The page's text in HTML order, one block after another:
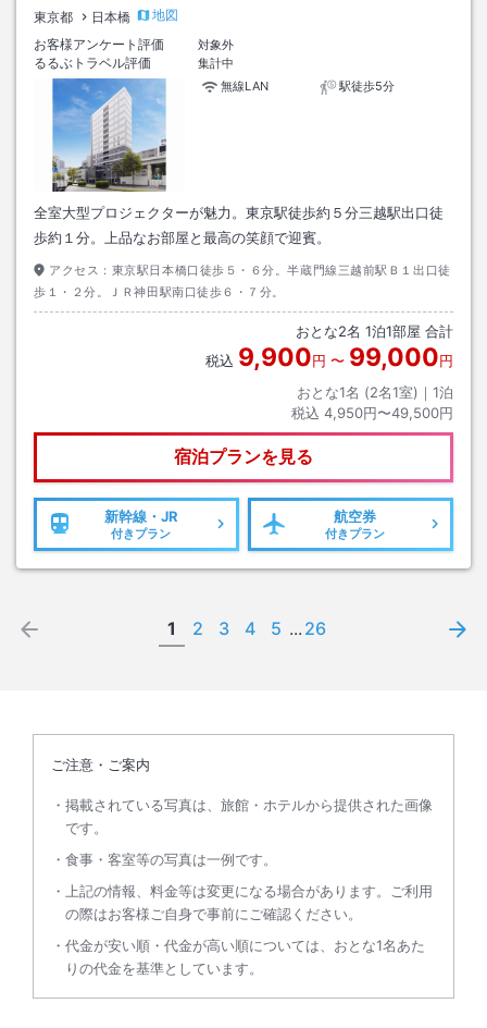
東京都 日本橋
地図
お客様アンケート評価
対象外
るるぶトラベル評価
集計中
無線LAN
駅徒歩5分
全室大型プロジェクターが魅力。東京駅徒歩約５分三越駅出口徒
歩約１分。上品なお部屋と最高の笑顔で迎賓。
アクセス： 東京駅日本橋口徒歩５・６分。半蔵門線三越前駅Ｂ１出口徒
歩１・２分。ＪＲ神田駅南口徒歩６・７分。
おとな2名 1泊1部屋 合計
税込 9,900円 〜 99,000円
おとな1名 (2名1室)｜ 1泊
税込 4,950円〜49,500円
宿泊プランを見る
新幹線・JR
付きプラン
航空券
付きプラン
1 2 3 4 5 ... 26
ご注意・ご案内
掲載されている写真は、旅館・ホテルから提供された画像
です。
食事・客室等の写真は一例です。
上記の情報、料金等は変更になる場合があります。ご利用
の際はお客様ご自身で事前にご確認ください。
代金が安い順・代金が高い順については、おとな1名あた
りの代金を基準としています。